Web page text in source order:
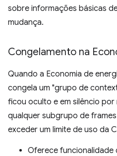
sobre informações básicas
mudança.
Congelamento na
Quando a Economia de
congela um "grupo de
ficou oculto e em silêncio
qualquer subgrupo de
exceder um limite de uso da
Oferece funcionalidade